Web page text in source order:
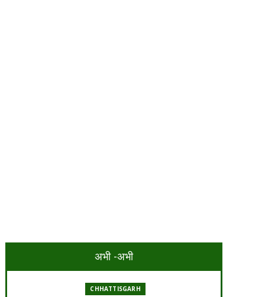
अभी -अभी
CHHATTISGARH